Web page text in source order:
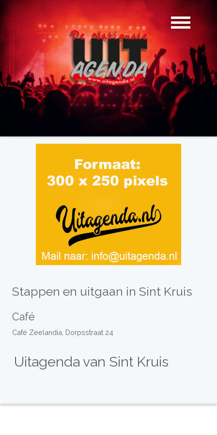
Stappen en uitgaan in Sint Kruis
Café
Café Zeelandia, Dorpsstraat 24
Uitagenda van Sint Kruis